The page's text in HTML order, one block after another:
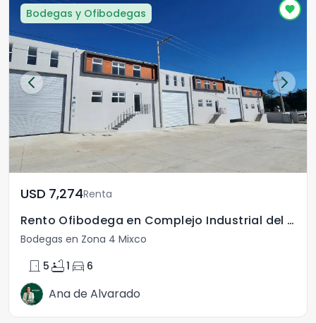
Bodegas y Ofibodegas
USD	7,274Renta
Rento Ofibodega en Complejo Industrial del Naranjo
Bodegas en Zona 4 Mixco
door_front 5 bathtub1 directions_car 6
Ana de Alvarado